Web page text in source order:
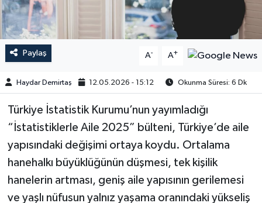
Paylaş A- A+
Haydar Demirtaş 12.05.2026 - 15:12 Okunma Süresi: 6 Dk
​​​​​​Türkiye İstatistik Kurumu’nun yayımladığı
“İstatistiklerle Aile 2025” bülteni, Türkiye’de aile
yapısındaki değişimi ortaya koydu. Ortalama
hanehalkı büyüklüğünün düşmesi, tek kişilik
hanelerin artması, geniş aile yapısının gerilemesi
ve yaşlı nüfusun yalnız yaşama oranındaki yükseliş